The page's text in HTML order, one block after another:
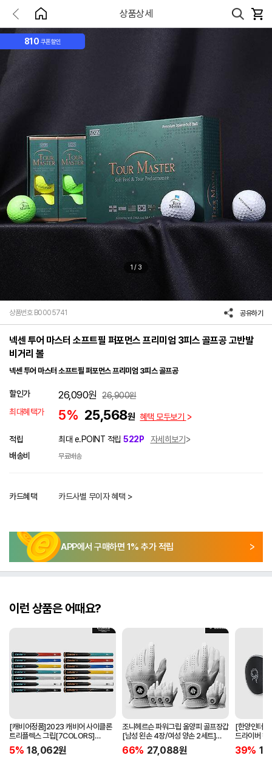
상품상세
810 쿠폰할인
1 / 3
상품번호 B0005741 공유하기
넥센 투어 마스터 소프트필 퍼포먼스 프리미엄 3피스 골프공 고반발
비거리 볼
넥센 투어 마스터 소프트필 퍼포먼스 프리미엄 3피스 골프공
할인가 26,090원 26,900원
최대혜택가
5% 25,568원 혜택 모두보기
적립 최대 e.POINT 적립 522P
자세히보기
배송비
무료배송
카드혜택 카드사별 무이자 혜택 >
APP에서 구매하면 1% 추가 적립
이런 상품은 어때요?
[캐비어정품]2023 캐비어 사이클론
트리플렉스 그립[7COLORS]
[라운드][39g/42g/46g/50g]
[R/S 토크]
5% 18,062원
조니헤르슨 파워그립 올양피 골프장갑
[남성 왼손 4장/여성 양손 2세트]
[화이트][케이스포함]
66% 27,088원
[한양인터
드라이버 헤
[HD-302]
39%